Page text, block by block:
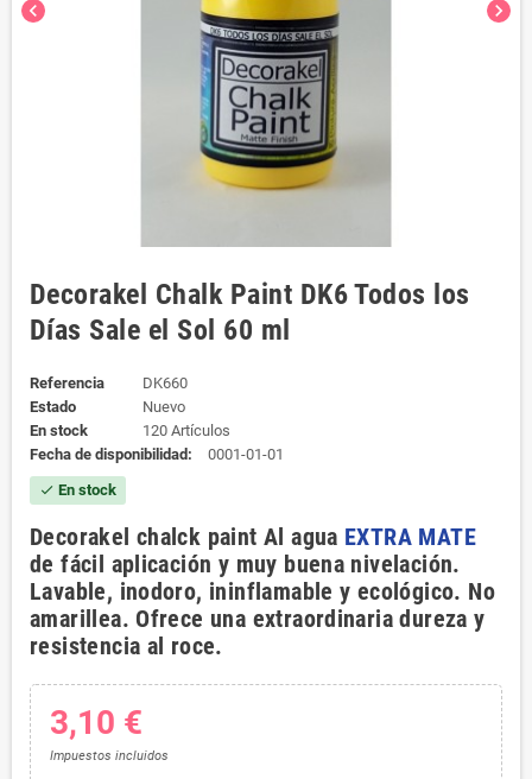
chevron_left chevron_right
Decorakel Chalk Paint DK6 Todos los
Días Sale el Sol 60 ml
Referencia
DK660
Estado
Nuevo
En stock
120 Artículos
Fecha de disponibilidad:
0001-01-01
check En stock
Decorakel chalck paint Al agua EXTRA MATE
de fácil aplicación y muy buena nivelación.
Lavable, inodoro, ininflamable y ecológico. No
amarillea. Ofrece una extraordinaria dureza y
resistencia al roce.
3,10 €
Impuestos incluidos